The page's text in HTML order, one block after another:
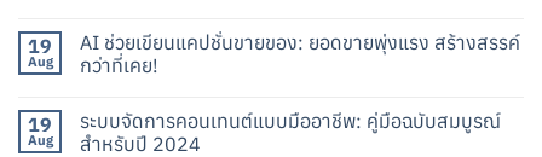
19
Aug
AI ช่วยเขียนแคปชั่นขายของ: ยอดขายพุ่งแรง สร้างสรรค์
กว่าที่เคย!
19
Aug
ระบบจัดการคอนเทนต์แบบมืออาชีพ: คู่มือฉบับสมบูรณ์
สำหรับปี 2024